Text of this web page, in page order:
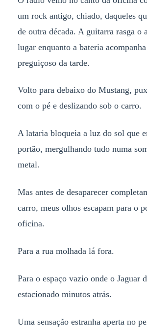
um rock antigo, chiado, daqueles
de outra década. A guitarra rasga o
lugar enquanto a bateria
preguiçoso da tarde.
Volto para debaixo do Mustang,
com o pé e deslizando sob o carro.
A lataria bloqueia a luz do sol que
portão, mergulhando tudo numa
metal.
Mas antes de desaparecer
carro, meus olhos escapam para o
oficina.
Para a rua molhada lá fora.
Para o espaço vazio onde o Jaguar
estacionado minutos atrás.
Uma sensação estranha aperta no